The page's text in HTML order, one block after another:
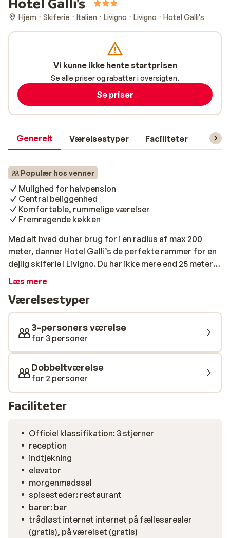
Hjem Skiferie Italien Livigno Livigno Hotel Galli's
Generelt Værelsestyper Faciliteter
Populær hos venner
Mulighed for halvpension
Central beliggenhed
Komfortable, rummelige værelser
Fremragende køkken
Med alt hvad du har brug for i en radius af max 200
meter, danner Hotel Galli’s de perfekte rammer for en
dejlig skiferie i Livigno. Du har ikke mere end 25 meter
til skiliften, og alle de fede muligheder som pisterne
hotellet får du et hyggeligt indrettet værelse, og med
halvpension er du sikret en god bund, når du indtager
pisterne efter morgenmaden, og alle muligheder for at
få stillet sulten til aftensmad, når du kommer hjem
efter en god dag. Vi anbefaler Hotel Galli’s til dig, som
ønsker et hotel tæt på alt i Livigno.
Læs mere
Værelsestyper
3-personers værelse
for 3 personer
Dobbeltværelse
for 2 personer
Faciliteter
Officiel klassifikation: 3 stjerner
reception
indtjekning
elevator
morgenmadssal
spisesteder: restaurant
barer: bar
trådløst internet internet på fællesarealer
(gratis), på værelset (gratis)
Vi kunne ikke hente startprisen
Se alle priser og rabatter i oversigten.
Se priser